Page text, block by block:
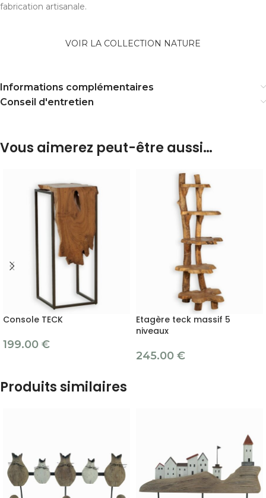
fabrication artisanale.
VOIR LA COLLECTION NATURE
Informations complémentaires
Conseil d'entretien
Vous aimerez peut-être aussi…
Console TECK
199.00 €
Etagère teck massif 5
niveaux
245.00 €
Produits similaires